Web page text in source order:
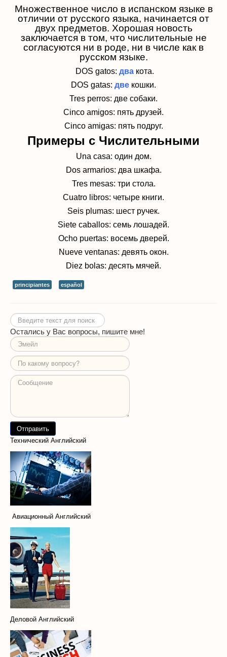
Множественное число в испанском языке в
отличии от русского языка, начинается от
двух предметов. Хорошая новость
заключается в том, что числительные не
согласуются ни в роде, ни в числе как в
русском языке.
DOS gatos: двакота.
DOS gatas: две кошки.
Tres perros: две собаки.
Cinco amigos: пять друзей.
Cinco amigas: пять подруг.
Примеры с Числительными
Una casa: один дом.
Dos armarios: два шкафа.
Tres mesas: три стола.
Cuatro libros: четыре книги.
Seis plumas: шест ручек.
Siete caballos: семь лошадей.
Ocho puertas: восемь дверей.
Nueve ventanas: девять окон.
Diez bolas: десять мячей.
principiantes español
Искать...
Остались у Вас вопросы, пишите мне!
Технический Английский
Авиационный Английский
Деловой Английский